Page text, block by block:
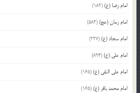
امام رضا (ع)(182)
امام زمان (عج)(583)
امام سجاد (ع)(227)
امام علی (ع)(894)
امام علی النقی (ع)(165)
امام محمد باقر (ع)(165)